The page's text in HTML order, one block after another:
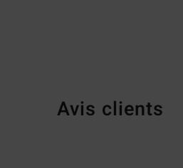
Avis clients